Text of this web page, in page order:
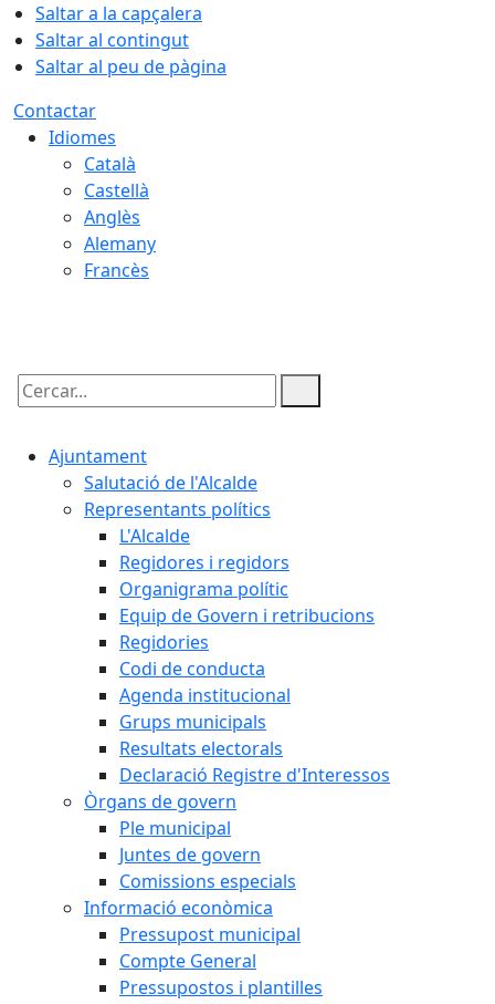
Saltar a la capçalera
Saltar al contingut
Saltar al peu de pàgina
Contactar
Idiomes
Català
Castellà
Anglès
Alemany
Francès
Cercar:
Ajuntament
Salutació de l'Alcalde
Representants polítics
L'Alcalde
Regidores i regidors
Organigrama polític
Equip de Govern i retribucions
Regidories
Codi de conducta
Agenda institucional
Grups municipals
Resultats electorals
Declaració Registre d'Interessos
Òrgans de govern
Ple municipal
Juntes de govern
Comissions especials
Informació econòmica
Pressupost municipal
Compte General
Pressupostos i plantilles